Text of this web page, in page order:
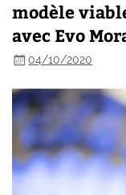
modèle
avec Evo
04/10/2020